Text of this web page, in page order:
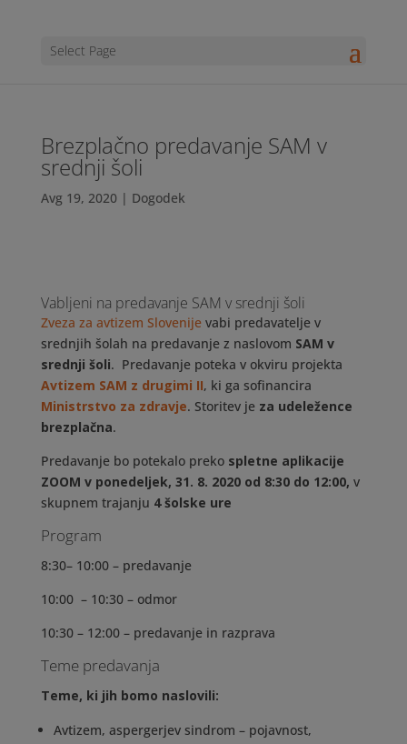
Select Page
Brezplačno predavanje SAM v
srednji šoli
Avg 19, 2020| Dogodek
Vabljeni na predavanje SAM v srednji šoli
Zveza za avtizem Slovenijevabi predavatelje v
srednjih šolah na predavanje z naslovom SAM v
srednji šoli. Predavanje poteka v okviru projekta
Avtizem SAM z drugimi II, ki ga sofinancira
Ministrstvo za zdravje. Storitev je za udeležence
brezplačna.
Predavanje bo potekalo preko spletne aplikacije
ZOOM v ponedeljek, 31. 8. 2020 od 8:30 do 12:00, v
skupnem trajanju 4 šolske ure
Program
8:30– 10:00 – predavanje
10:00 – 10:30 – odmor
10:30 – 12:00 – predavanje in razprava
Teme predavanja
Teme, ki jih bomo naslovili:
Avtizem, aspergerjev sindrom – pojavnost,